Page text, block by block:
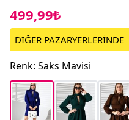
499,99₺
DİĞER PAZARYERLERİNDE
Renk: Saks Mavisi